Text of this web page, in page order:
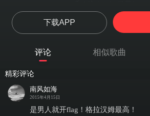
被一口吞噬 虚幻的星屑
儚く降り積もる 灰の雪
堆积起来好似灰哀的雪一样
凝望 悲叹的窗口
舞い上がり 砕けた
下载APP
评论 相似歌曲
精彩评论
南风如海
2015年4月15日
是男人就开flag！格拉汉姆最高！